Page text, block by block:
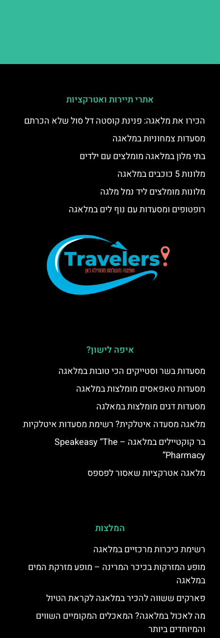
אתרי תיירות ואטרקציות
הכירו את מלאגה: פנינת קוסטה דל סול שלא הכרתם
מסעדות צמחוניות במלאגה
בתי מלון במלאגה מומלצים עם ילדים
מלונות 5 כוכבים במלאגה
מלונות מומלצים ליד נמל מלגה
רופטופים ומסעדות עם נוף לים במלאגה
איפה לישון?
מסעדות בשר וסטייקים הכי טובות במלאגה
מסעדות טאפאסים מומלצות במלאגה
מסעדות דגים מומלצות במאלגה
מלאגה מסעדה איטלקית? רשימת מסעדות איטלקיות
בר קוקטיילים במלאגה – Speakeasy “The
Pharmacy”
מלאגה אטרקציות שאסור לפספס
המלצות
רשימת כיכרות מרכזיים במלאגה
מופע המזרקות בכיכר המרינה – מופע מזרקת המים
במלאגה
פארקים ששווה להכיר במלאגה לקראת הטיול
מה לאכול במלאגה? המאכלים המקומיים השווים
והמיוחדים ביותר